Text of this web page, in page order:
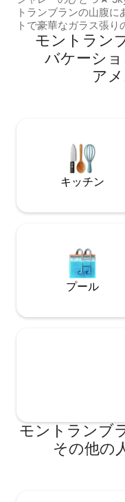
トランブランの山腹に
トで豪華なガラス張り
を備えた隠れ家的な
キャビンは、自然のシ
な贅沢さを融合させ
りの建築空間で、モ
ャグジーを楽しみ、リ
をお過ごしいただけま
エーカーの共用土地。
ーによる設計。
モントラン
バ⁠ケ⁠ー⁠シ⁠
ア⁠
キッチン
プール
モントランブ
そ⁠の⁠他⁠の